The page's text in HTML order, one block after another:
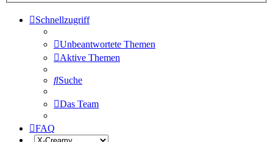
Schnellzugriff
Unbeantwortete Themen
Aktive Themen
Suche
Das Team
FAQ